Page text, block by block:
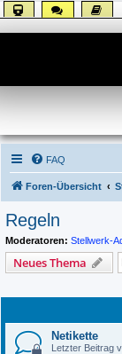
FAQ
Foren-Übersicht
Regeln
Moderatoren: Stellwerk-
Neues Thema
Netikette
Letzter Beitrag